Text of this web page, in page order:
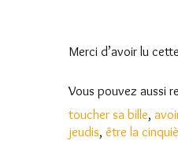
Merci d’avoir lu
Vous pouvez aussi
toucher sa bille,
jeudis, être la